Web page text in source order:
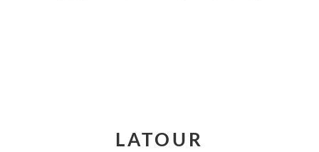
LATOUR